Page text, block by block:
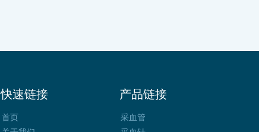
快速链接
首页
产品链接
采血管